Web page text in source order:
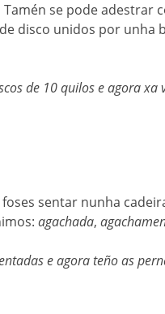
se pode adestrar
disco unidos por unha
de 10 quilos e agora xa
sentar nunha
agachada,
e agora teño as